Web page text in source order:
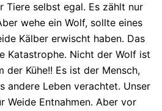
Tiere selbst egal. Es zählt nur
wehe ein Wolf, sollte eines
Kälber erwischt haben. Das
Katastrophe. Nicht der Wolf ist
der Kühe!! Es ist der Mensch,
andere Leben verachtet. Unser
Weide Entnahmen. Aber vor